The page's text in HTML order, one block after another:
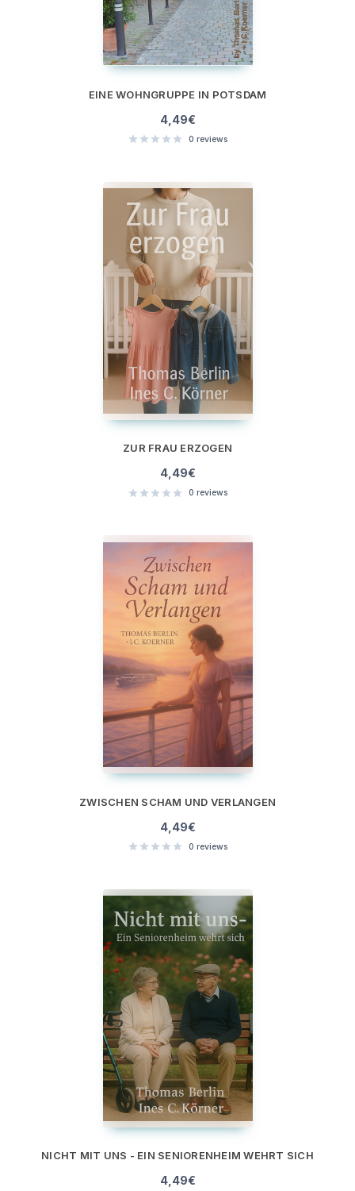
EINE WOHNGRUPPE IN POTSDAM
4,49€
0 reviews
ZUR FRAU ERZOGEN
4,49€
0 reviews
ZWISCHEN SCHAM UND VERLANGEN
4,49€
0 reviews
NICHT MIT UNS - EIN SENIORENHEIM WEHRT SICH
4,49€